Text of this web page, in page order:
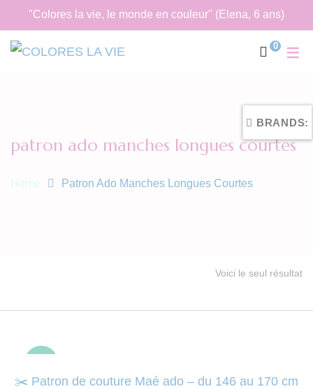
"Colores la vie, le monde en couleur" (Elena, 6 ans)
0
patron ado manches longues courtes
Home Patron Ado Manches Longues Courtes
Voici le seul résultat
✂️ Patron de couture Maé ado – du 146 au 170 cm
BRANDS: